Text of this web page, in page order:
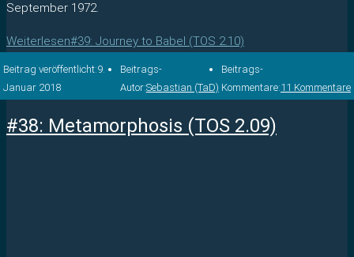
September 1972.
Weiterlesen#39: Journey to Babel (TOS 2.10)
Beitrag veröffentlicht:9.
Januar 2018
Beitrags-
Autor:Sebastian (TaD)
Beitrags-
Kommentare:11 Kommentare
#38: Metamorphosis (TOS 2.09)